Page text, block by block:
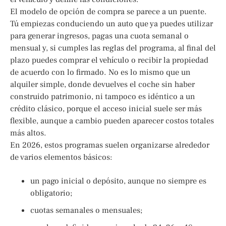
El modelo de opción de compra se parece a un puente.
Tú empiezas conduciendo un auto que ya puedes utilizar
para generar ingresos, pagas una cuota semanal o
mensual y, si cumples las reglas del programa, al final del
plazo puedes comprar el vehículo o recibir la propiedad
de acuerdo con lo firmado. No es lo mismo que un
alquiler simple, donde devuelves el coche sin haber
construido patrimonio, ni tampoco es idéntico a un
crédito clásico, porque el acceso inicial suele ser más
flexible, aunque a cambio pueden aparecer costos totales
más altos.
En 2026, estos programas suelen organizarse alrededor
de varios elementos básicos:
un pago inicial o depósito, aunque no siempre es
obligatorio;
cuotas semanales o mensuales;